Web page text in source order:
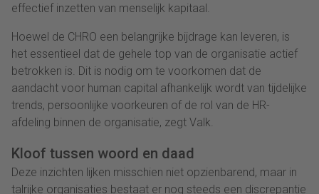
effectief inzetten van menselijk kapitaal.
Hoewel de CHRO een belangrijke bijdrage kan leveren, is
het essentieel dat de gehele top van de organisatie actief
betrokken is. Dit is nodig om te voorkomen dat de
aandacht voor human capital afhankelijk wordt van tijdelijke
trends, persoonlijke voorkeuren of de rol van de HR-
afdeling binnen de organisatie, zegt Valk.
Kloof tussen woord en daad
Deze inzichten lijken misschien niet opzienbarend, maar in
talrijke organisaties bestaat er nog steeds een discrepantie